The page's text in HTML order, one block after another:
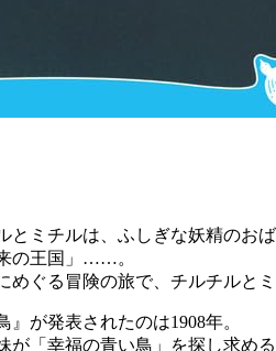
とミチルは、ふしぎな妖精のお
の王国」……。
めぐる冒険の旅で、チルチルと
が発表されたのは1908年。
が「幸福の青い鳥」を探し求め